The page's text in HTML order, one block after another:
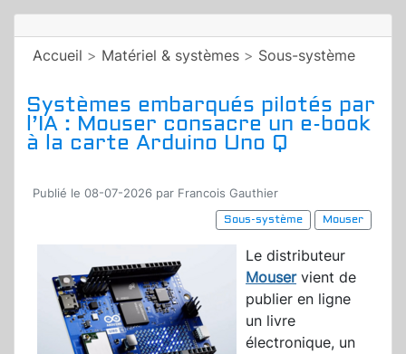
Accueil > Matériel & systèmes > Sous-système
Systèmes embarqués pilotés par
l’IA : Mouser consacre un e-book
à la carte Arduino Uno Q
Publié le 08-07-2026 par Francois Gauthier
Sous-système
Mouser
Le distributeur
Mouservient de
publier en ligne
un livre
électronique, un